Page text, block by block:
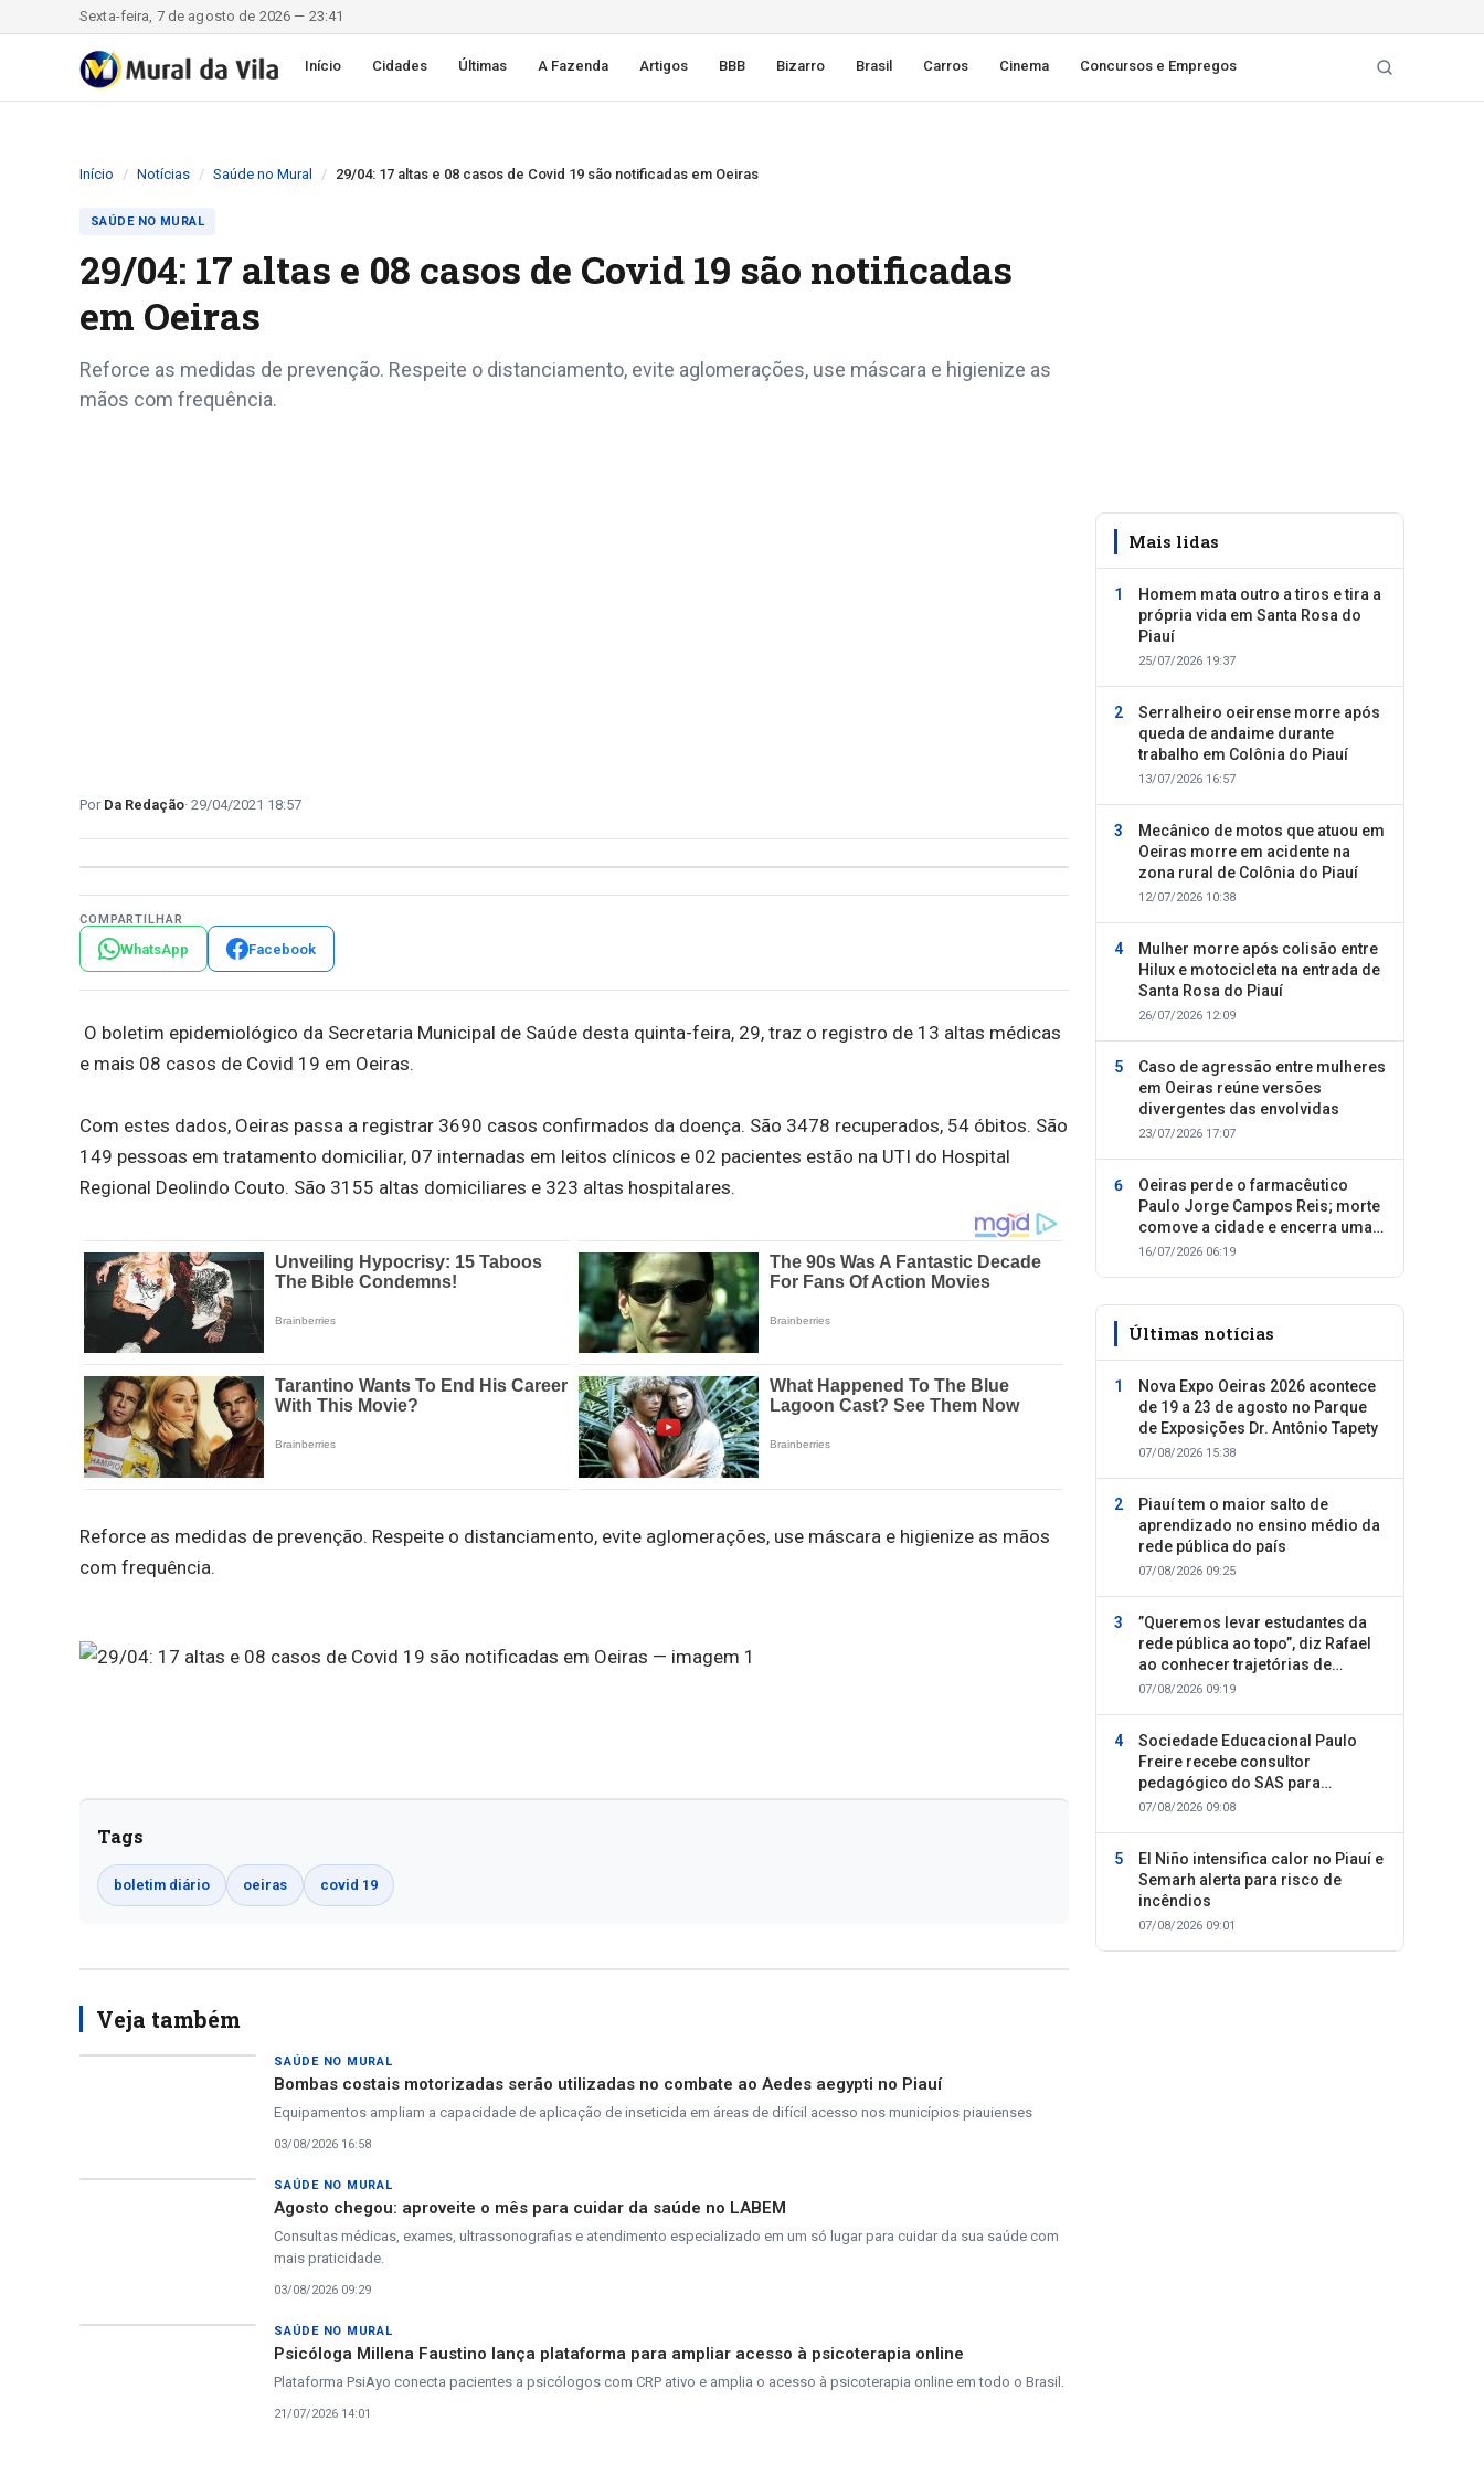
Sexta-feira, 7 de agosto de 2026 — 23:41
Início Cidades Últimas A Fazenda Artigos BBB Bizarro Brasil Carros Cinema Concursos e Empregos
Início Notícias Saúde no Mural 29/04: 17 altas e 08 casos de Covid 19 são notificadas em Oeiras
SAÚDE NO MURAL
29/04: 17 altas e 08 casos de Covid 19 são notificadas
em Oeiras
Reforce as medidas de prevenção. Respeite o distanciamento, evite aglomerações, use máscara e higienize as
mãos com frequência.
Da Redação 29/04/2021 18:57
COMPARTILHAR
WhatsApp Facebook
O boletim epidemiológico da Secretaria Municipal de Saúde desta quinta-feira, 29, traz o registro de 13 altas médicas
e mais 08 casos de Covid 19 em Oeiras.
Com estes dados, Oeiras passa a registrar 3690 casos confirmados da doença. São 3478 recuperados, 54 óbitos. São
149 pessoas em tratamento domiciliar, 07 internadas em leitos clínicos e 02 pacientes estão na UTI do Hospital
Regional Deolindo Couto. São 3155 altas domiciliares e 323 altas hospitalares.
Reforce as medidas de prevenção. Respeite o distanciamento, evite aglomerações, use máscara e higienize as mãos
com frequência.
Tags
boletim diário oeiras covid 19
Veja também
SAÚDE NO MURAL
Bombas costais motorizadas serão utilizadas no combate ao Aedes aegypti no Piauí
Equipamentos ampliam a capacidade de aplicação de inseticida em áreas de difícil acesso nos municípios piauienses
03/08/2026 16:58
SAÚDE NO MURAL
Agosto chegou: aproveite o mês para cuidar da saúde no LABEM
Consultas médicas, exames, ultrassonografias e atendimento especializado em um só lugar para cuidar da sua saúde com
mais praticidade.
03/08/2026 09:29
SAÚDE NO MURAL
Psicóloga Millena Faustino lança plataforma para ampliar acesso à psicoterapia online
Plataforma PsiAyo conecta pacientes a psicólogos com CRP ativo e amplia o acesso à psicoterapia online em todo o Brasil.
21/07/2026 14:01
Mais lidas
Homem mata outro a tiros e tira a
própria vida em Santa Rosa do
Piauí
25/07/2026 19:37
Serralheiro oeirense morre após
queda de andaime durante
trabalho em Colônia do Piauí
13/07/2026 16:57
Mecânico de motos que atuou em
Oeiras morre em acidente na
zona rural de Colônia do Piauí
12/07/2026 10:38
Mulher morre após colisão entre
Hilux e motocicleta na entrada de
Santa Rosa do Piauí
26/07/2026 12:09
Caso de agressão entre mulheres
em Oeiras reúne versões
divergentes das envolvidas
23/07/2026 17:07
Oeiras perde o farmacêutico
Paulo Jorge Campos Reis; morte
comove a cidade e encerra uma
trajetória dedicada ao cuidado
16/07/2026 06:19
Últimas notícias
Nova Expo Oeiras 2026 acontece
de 19 a 23 de agosto no Parque
de Exposições Dr. Antônio Tapety
07/08/2026 15:38
Piauí tem o maior salto de
aprendizado no ensino médio da
rede pública do país
07/08/2026 09:25
”Queremos levar estudantes da
rede pública ao topo”, diz Rafael
ao conhecer trajetórias de
sucesso
07/08/2026 09:19
Sociedade Educacional Paulo
Freire recebe consultor
pedagógico do SAS para
planejamento do segundo
07/08/2026 09:08
El Niño intensifica calor no Piauí e
Semarh alerta para risco de
incêndios
07/08/2026 09:01